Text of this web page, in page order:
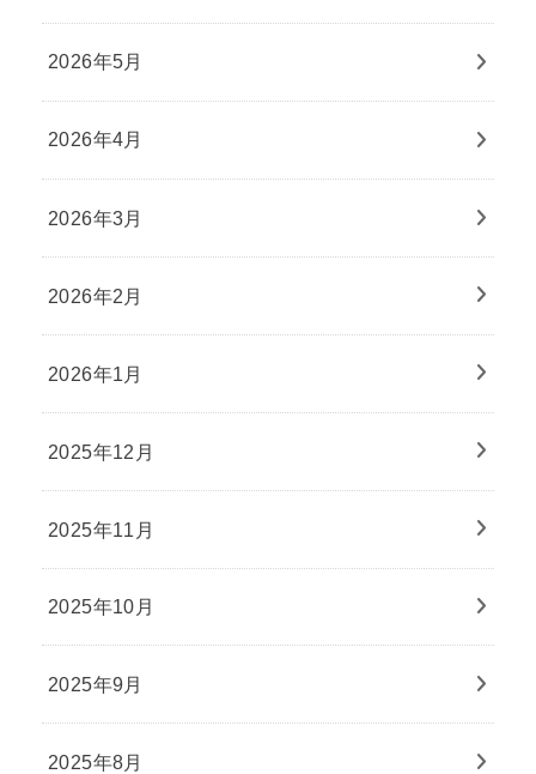
2026年5月
2026年4月
2026年3月
2026年2月
2026年1月
2025年12月
2025年11月
2025年10月
2025年9月
2025年8月